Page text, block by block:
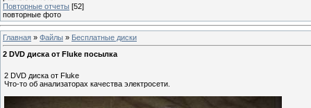
Повторные отчеты [52]
повторные фото
Главная » Файлы » Бесплатные диски
2 DVD диска от Fluke посылка
2 DVD диска от Fluke
Что-то об анализаторах качества электросети.